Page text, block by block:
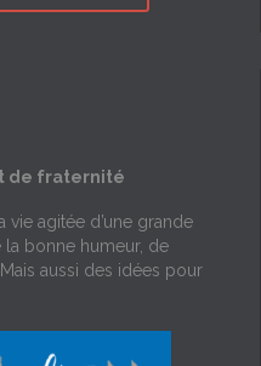
de fraternité
vie agitée d’une grande
bonne humeur, de
Mais aussi des idées pour